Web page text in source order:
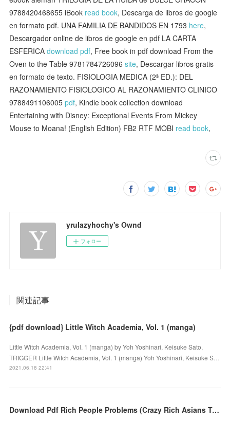
9788420468655 iBook read book, Descarga de libros de google
en formato pdf. UNA FAMILIA DE BANDIDOS EN 1793 here,
Descargador online de libros de google en pdf LA CARTA
ESFERICAdownload pdf, Free book in pdf download From the
Oven to the Table 9781784726096site, Descargar libros gratis
en formato de texto. FISIOLOGIA MEDICA (2ª ED.): DEL
RAZONAMIENTO FISIOLOGICO AL RAZONAMIENTO CLINICO
9788491106005pdf, Kindle book collection download
Entertaining with Disney: Exceptional Events From Mickey
Mouse to Moana! (English Edition) FB2 RTF MOBI read book,
yrulazyhochy's Ownd
フォロー
関連記事
{pdf download} Little Witch Academia, Vol. 1 (manga)
Little Witch Academia, Vol. 1 (manga) by Yoh Yoshinari, Keisuke Sato,
TRIGGER Little Witch Academia, Vol. 1 (manga) Yoh Yoshinari, Keisuke S…
2021.06.18 22:41
Download Pdf Rich People Problems (Crazy Rich Asians Trilogy #3)